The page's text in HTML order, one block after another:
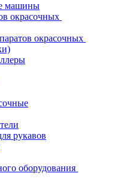
машины
окрасочных
окрасочных
рукавов
оборудования